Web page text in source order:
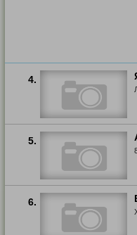
4.
5.
6.